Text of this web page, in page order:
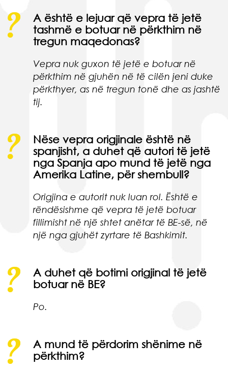
A është e lejuar që vepra të jetë
tashmë e botuar në përkthim në
tregun maqedonas?
Vepra nuk guxon të jetë e botuar në
përkthim në gjuhën në të cilën jeni duke
përkthyer, as në tregun tonë dhe as jashtë
tij.
Nëse vepra origjinale është në
spanjisht, a duhet që autori të jetë
nga Spanja apo mund të jetë nga
Amerika Latine, për shembull?
Origjina e autorit nuk luan rol. Është e
rëndësishme që vepra të jetë botuar
fillimisht në një shtet anëtar të BE-së, në
një nga gjuhët zyrtare të Bashkimit.
A duhet që botimi origjinal të jetë
botuar në BE?
Po.
A mund të përdorim shënime në
përkthim?